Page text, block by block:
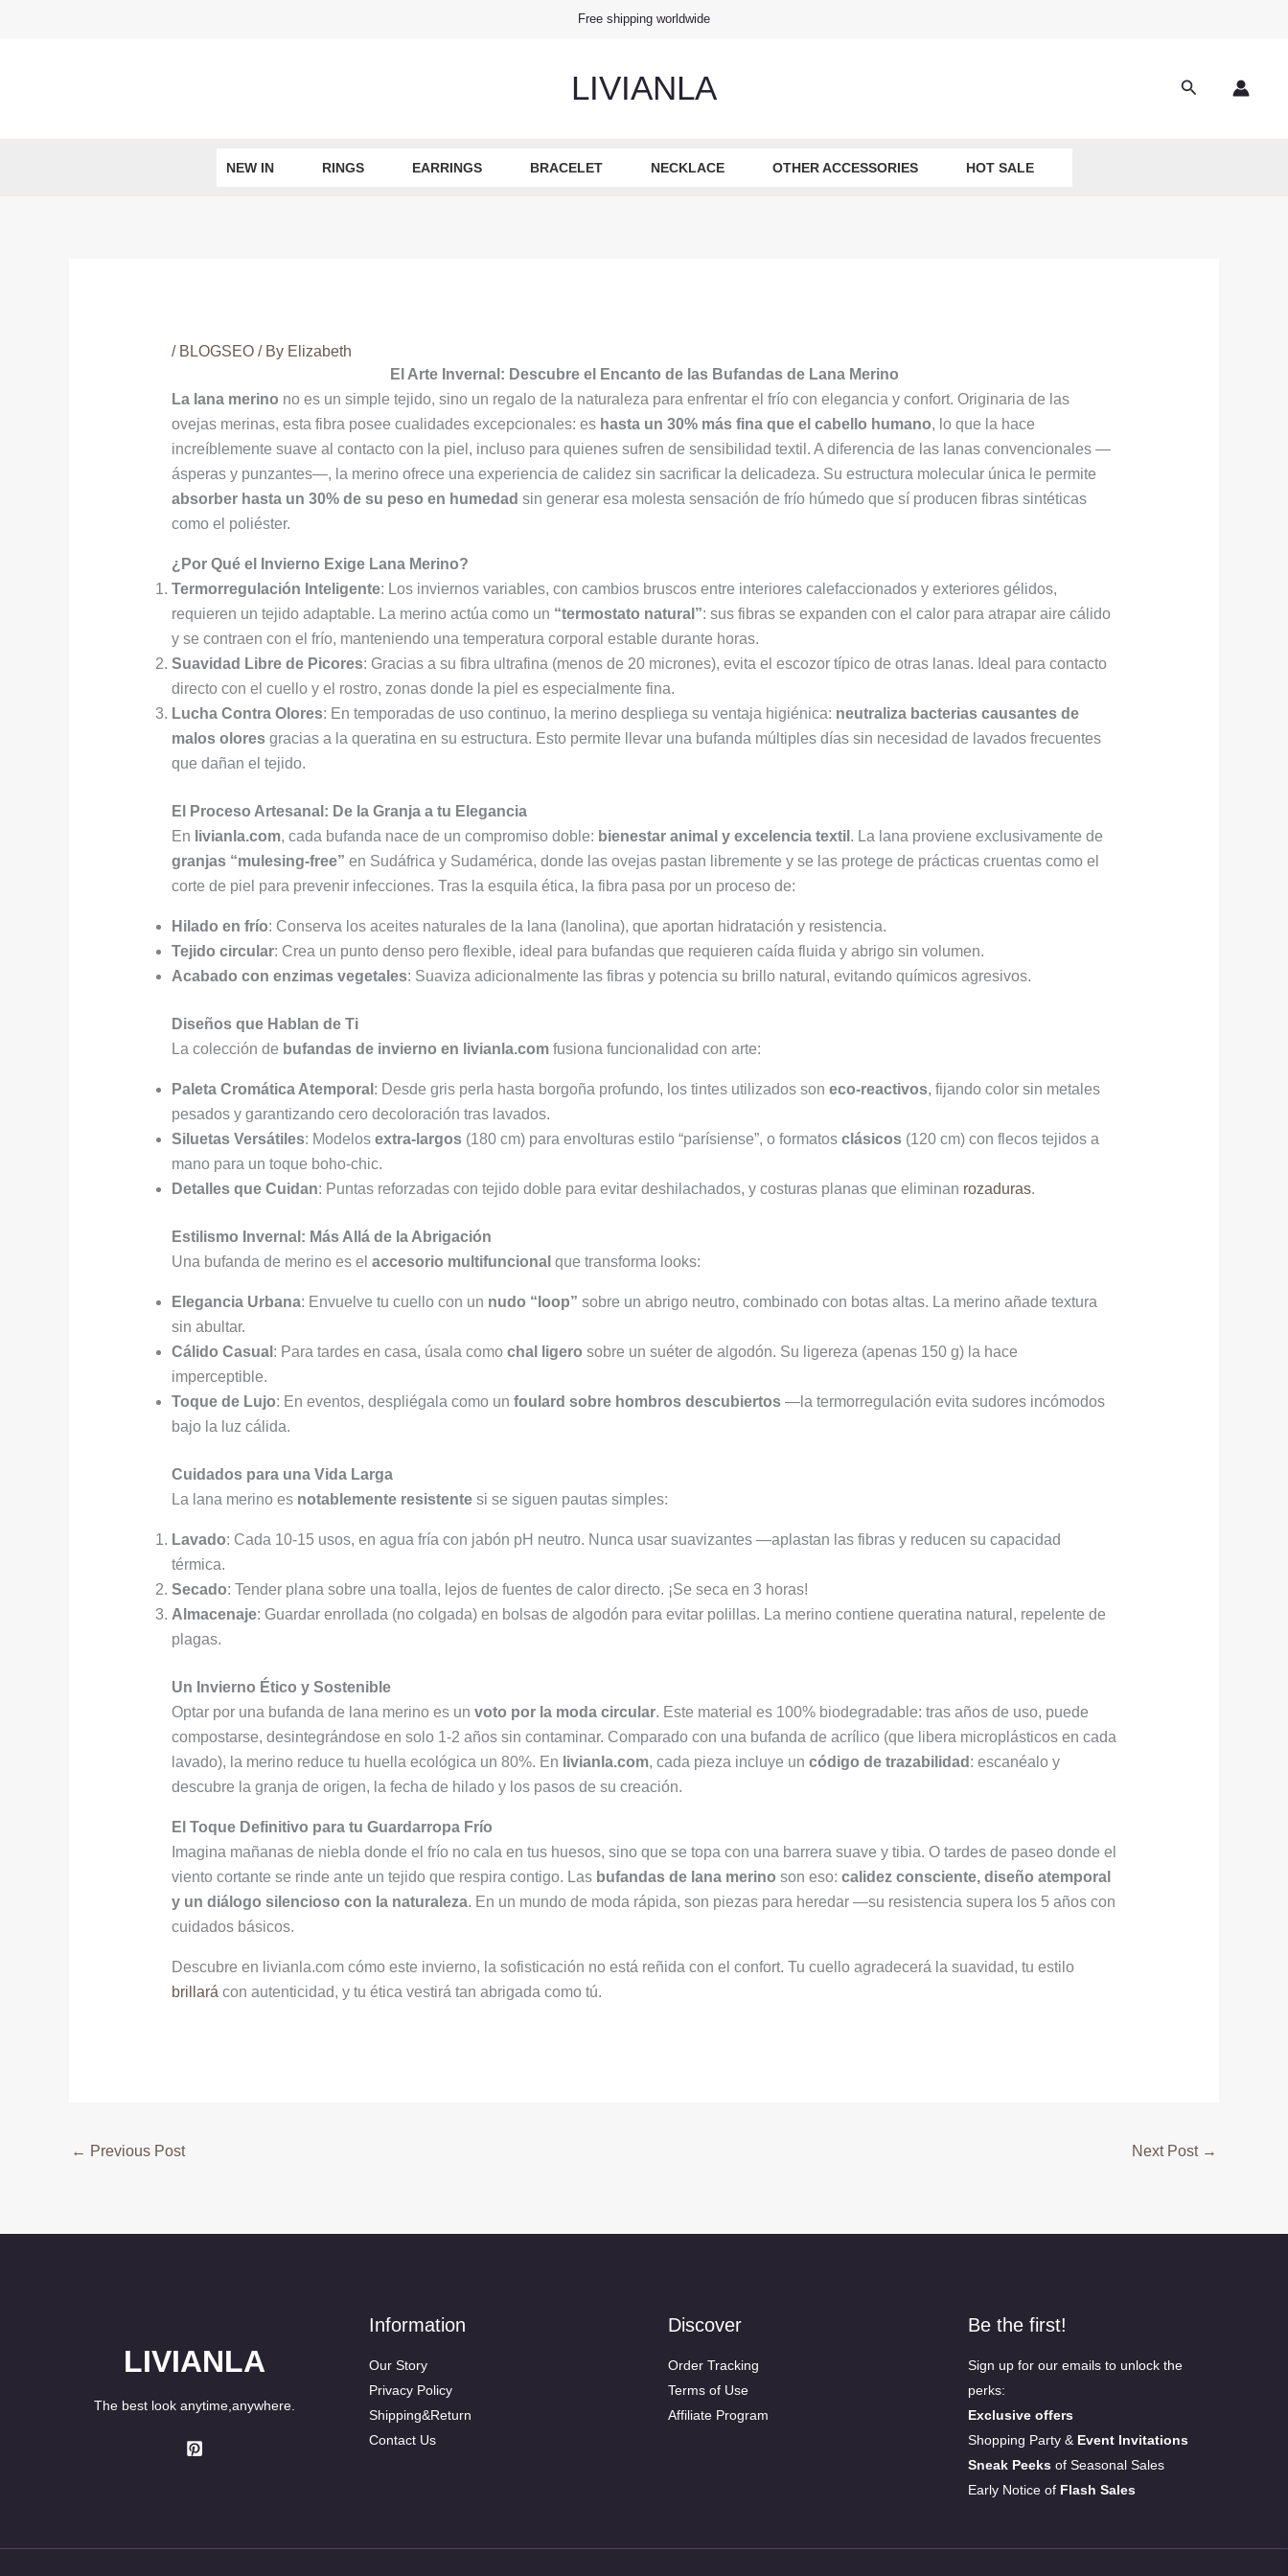
Free shipping worldwide
LIVIANLA Search
NEW IN RINGS EARRINGS BRACELET NECKLACE OTHER ACCESSORIES HOT SALE
/ BLOGSEO/ By Elizabeth
El Arte Invernal: Descubre el Encanto de las Bufandas de Lana Merino
La lana merino no es un simple tejido, sino un regalo de la naturaleza para enfrentar el frío con elegancia y confort. Originaria de las
ovejas merinas, esta fibra posee cualidades excepcionales: es hasta un 30% más fina que el cabello humano, lo que la hace
increíblemente suave al contacto con la piel, incluso para quienes sufren de sensibilidad textil. A diferencia de las lanas convencionales —
ásperas y punzantes—, la merino ofrece una experiencia de calidez sin sacrificar la delicadeza. Su estructura molecular única le permite
absorber hasta un 30% de su peso en humedad sin generar esa molesta sensación de frío húmedo que sí producen fibras sintéticas
como el poliéster.
¿Por Qué el Invierno Exige Lana Merino?
Termorregulación Inteligente: Los inviernos variables, con cambios bruscos entre interiores calefaccionados y exteriores gélidos,
requieren un tejido adaptable. La merino actúa como un “termostato natural”: sus fibras se expanden con el calor para atrapar aire cálido
y se contraen con el frío, manteniendo una temperatura corporal estable durante horas.
Suavidad Libre de Picores: Gracias a su fibra ultrafina (menos de 20 micrones), evita el escozor típico de otras lanas. Ideal para contacto
directo con el cuello y el rostro, zonas donde la piel es especialmente fina.
Lucha Contra Olores: En temporadas de uso continuo, la merino despliega su ventaja higiénica: neutraliza bacterias causantes de
malos oloresgracias a la queratina en su estructura. Esto permite llevar una bufanda múltiples días sin necesidad de lavados frecuentes
que dañan el tejido.
El Proceso Artesanal: De la Granja a tu Elegancia
En livianla.com, cada bufanda nace de un compromiso doble: bienestar animal y excelencia textil . La lana proviene exclusivamente de
granjas “mulesing-free” en Sudáfrica y Sudamérica, donde las ovejas pastan libremente y se las protege de prácticas cruentas como el
corte de piel para prevenir infecciones. Tras la esquila ética, la fibra pasa por un proceso de:
Hilado en frío: Conserva los aceites naturales de la lana (lanolina), que aportan hidratación y resistencia.
Tejido circular: Crea un punto denso pero flexible, ideal para bufandas que requieren caída fluida y abrigo sin volumen.
Acabado con enzimas vegetales: Suaviza adicionalmente las fibras y potencia su brillo natural, evitando químicos agresivos.
Diseños que Hablan de Ti
La colección de bufandas de invierno en livianla.comfusiona funcionalidad con arte:
Paleta Cromática Atemporal : Desde gris perla hasta borgoña profundo, los tintes utilizados son eco-reactivos, fijando color sin metales
pesados y garantizando cero decoloración tras lavados.
Siluetas Versátiles: Modelos extra-largos(180 cm) para envolturas estilo “parísiense”, o formatos clásicos(120 cm) con flecos tejidos a
mano para un toque boho-chic.
Detalles que Cuidan: Puntas reforzadas con tejido doble para evitar deshilachados, y costuras planas que eliminan rozaduras.
Estilismo Invernal: Más Allá de la Abrigación
Una bufanda de merino es el accesorio multifuncional que transforma looks:
Elegancia Urbana: Envuelve tu cuello con un nudo “loop” sobre un abrigo neutro, combinado con botas altas. La merino añade textura
sin abultar.
Cálido Casual : Para tardes en casa, úsala como chal ligero sobre un suéter de algodón. Su ligereza (apenas 150 g) la hace
imperceptible.
Toque de Lujo: En eventos, despliégala como un foulard sobre hombros descubiertos—la termorregulación evita sudores incómodos
bajo la luz cálida.
Cuidados para una Vida Larga
La lana merino es notablemente resistentesi se siguen pautas simples:
Lavado: Cada 10-15 usos, en agua fría con jabón pH neutro. Nunca usar suavizantes —aplastan las fibras y reducen su capacidad
térmica.
Secado: Tender plana sobre una toalla, lejos de fuentes de calor directo. ¡Se seca en 3 horas!
Almacenaje: Guardar enrollada (no colgada) en bolsas de algodón para evitar polillas. La merino contiene queratina natural, repelente de
plagas.
Un Invierno Ético y Sostenible
Optar por una bufanda de lana merino es un voto por la moda circular. Este material es 100% biodegradable: tras años de uso, puede
compostarse, desintegrándose en solo 1-2 años sin contaminar. Comparado con una bufanda de acrílico (que libera microplásticos en cada
lavado), la merino reduce tu huella ecológica un 80%. En livianla.com, cada pieza incluye un código de trazabilidad : escanéalo y
descubre la granja de origen, la fecha de hilado y los pasos de su creación.
El Toque Definitivo para tu Guardarropa Frío
Imagina mañanas de niebla donde el frío no cala en tus huesos, sino que se topa con una barrera suave y tibia. O tardes de paseo donde el
viento cortante se rinde ante un tejido que respira contigo. Las bufandas de lana merino son eso: calidez consciente, diseño atemporal
y un diálogo silencioso con la naturaleza. En un mundo de moda rápida, son piezas para heredar —su resistencia supera los 5 años con
cuidados básicos.
Descubre en livianla.com cómo este invierno, la sofisticación no está reñida con el confort. Tu cuello agradecerá la suavidad, tu estilo
brillarácon autenticidad, y tu ética vestirá tan abrigada como tú.
← Previous Post Next Post →
LIVIANLA
The best look anytime,anywhere.
Information
Our Story
Privacy Policy
Shipping&Return
Contact Us
Discover
Order Tracking
Terms of Use
Affiliate Program
Be the first!
Sign up for our emails to unlock the
perks:
Exclusive offers
Shopping Party & Event Invitations
Sneak Peeksof Seasonal Sales
Early Notice of Flash Sales